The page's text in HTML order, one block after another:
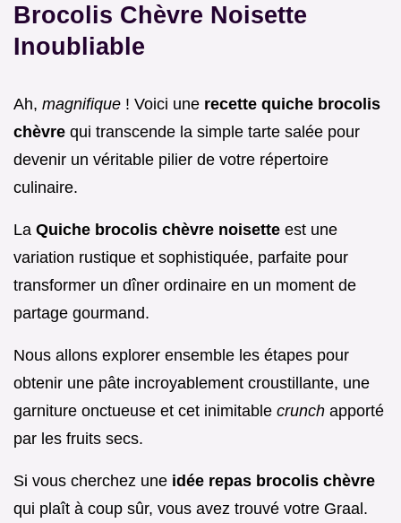
Brocolis Chèvre Noisette
Inoubliable
Ah, magnifique ! Voici une recette quiche brocolis
chèvre qui transcende la simple tarte salée pour
devenir un véritable pilier de votre répertoire
culinaire.
La Quiche brocolis chèvre noisette est une
variation rustique et sophistiquée, parfaite pour
transformer un dîner ordinaire en un moment de
partage gourmand.
Nous allons explorer ensemble les étapes pour
obtenir une pâte incroyablement croustillante, une
garniture onctueuse et cet inimitable crunch apporté
par les fruits secs.
Si vous cherchez une idée repas brocolis chèvre
qui plaît à coup sûr, vous avez trouvé votre Graal.